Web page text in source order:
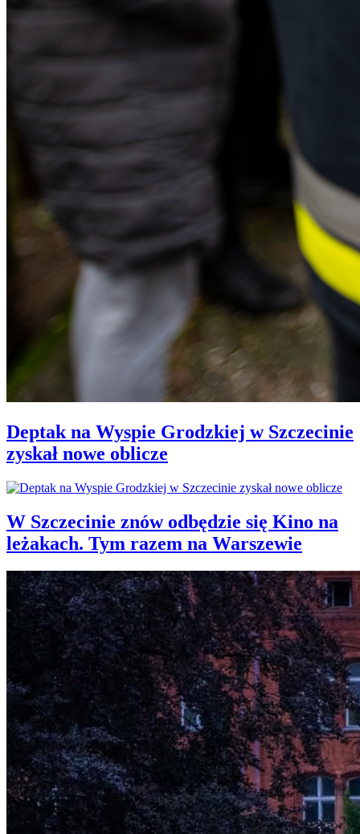
Deptak na Wyspie Grodzkiej w Szczecinie
zyskał nowe oblicze
W Szczecinie znów odbędzie się Kino na
leżakach. Tym razem na Warszewie